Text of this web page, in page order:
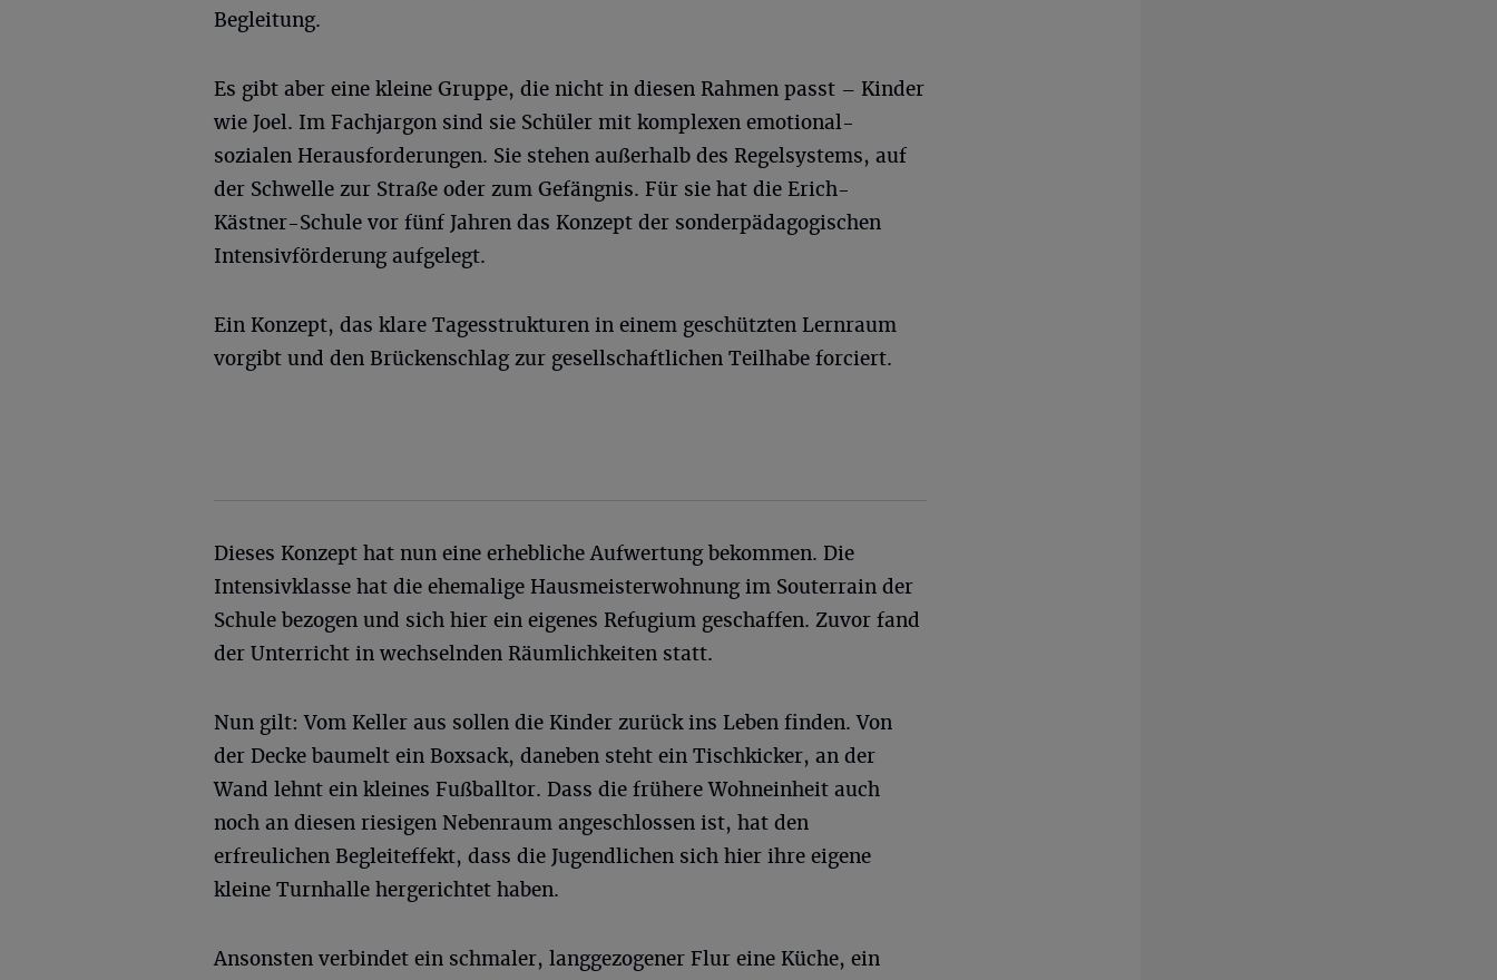
Begleitung.
Es gibt aber eine kleine Gruppe, die nicht in diesen Rahmen passt – Kinder
wie Joel. Im Fachjargon sind sie Schüler mit komplexen emotional-
sozialen Herausforderungen. Sie stehen außerhalb des Regelsystems, auf
der Schwelle zur Straße oder zum Gefängnis. Für sie hat die Erich-
Kästner-Schule vor fünf Jahren das Konzept der sonderpädagogischen
Intensivförderung aufgelegt.
Ein Konzept, das klare Tagesstrukturen in einem geschützten Lernraum
vorgibt und den Brückenschlag zur gesellschaftlichen Teilhabe forciert.
Dieses Konzept hat nun eine erhebliche Aufwertung bekommen. Die
Intensivklasse hat die ehemalige Hausmeisterwohnung im Souterrain der
Schule bezogen und sich hier ein eigenes Refugium geschaffen. Zuvor fand
der Unterricht in wechselnden Räumlichkeiten statt.
Nun gilt: Vom Keller aus sollen die Kinder zurück ins Leben finden. Von
der Decke baumelt ein Boxsack, daneben steht ein Tischkicker, an der
Wand lehnt ein kleines Fußballtor. Dass die frühere Wohneinheit auch
noch an diesen riesigen Nebenraum angeschlossen ist, hat den
erfreulichen Begleiteffekt, dass die Jugendlichen sich hier ihre eigene
kleine Turnhalle hergerichtet haben.
Ansonsten verbindet ein schmaler, langgezogener Flur eine Küche, ein